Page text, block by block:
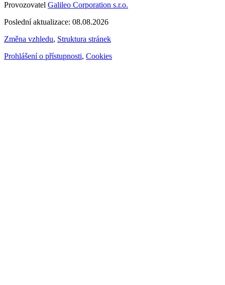
Provozovatel Galileo Corporation s.r.o.
Poslední aktualizace: 08.08.2026
Změna vzhledu, Struktura stránek
Prohlášení o přístupnosti, Cookies